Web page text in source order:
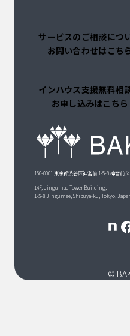
サービスのご相談につ
お問い合わせはこち
インハウス支援無料相
お申し込みはこちら
150-0001 東京都渋谷区神宮前 1-5-8 神宮前
14F, Jingumae Tower Building,
1-5-8 Jingumae, Shibuya-ku, Tokyo,
©